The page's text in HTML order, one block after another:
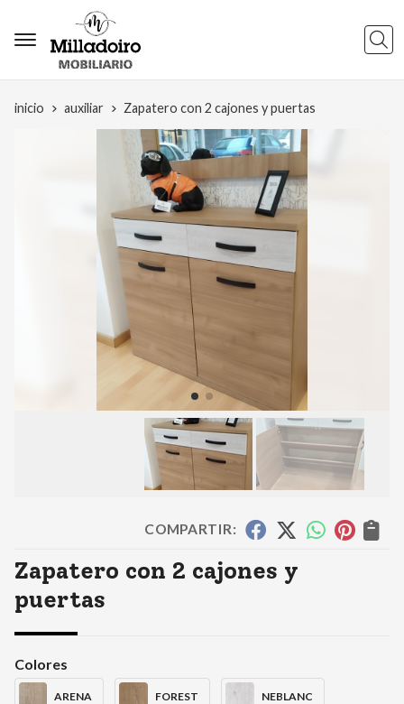
inicio auxiliar Zapatero con 2 cajones y puertas
COMPARTIR:
Zapatero con 2 cajones y
puertas
Colores
ARENA FOREST NEBLANC